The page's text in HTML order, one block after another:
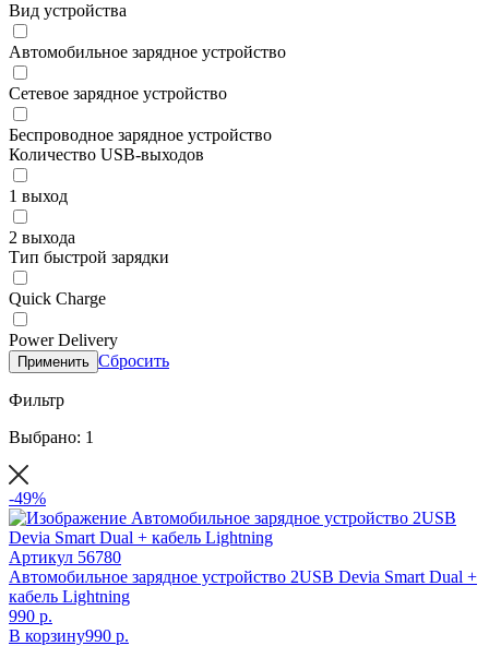
Вид устройства
Автомобильное зарядное устройство
Сетевое зарядное устройство
Беспроводное зарядное устройство
Количество USB-выходов
1 выход
2 выхода
Тип быстрой зарядки
Quick Charge
Power Delivery
Применить Сбросить
Фильтр
Выбрано: 1
-49%
Артикул 56780
Автомобильное зарядное устройство 2USB Devia Smart Dual +
кабель Lightning
990 р.
В корзину990 р.